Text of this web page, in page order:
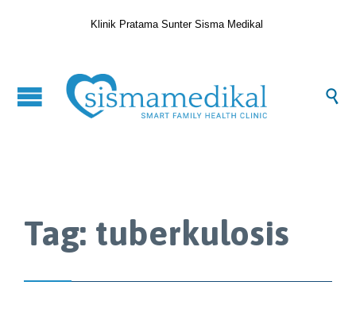
Klinik Pratama Sunter Sisma Medikal

Tag: tuberkulosis